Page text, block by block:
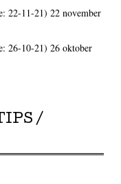
22-11-21) 22 november
26-10-21) 26 oktober
/